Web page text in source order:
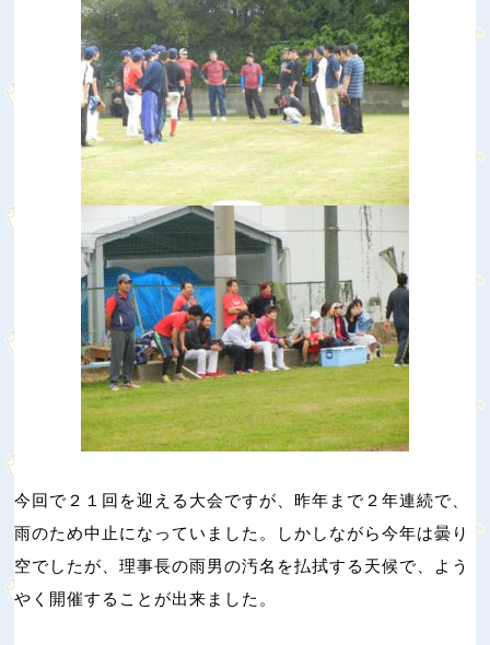
今回で２１回を迎える大会ですが、昨年まで２年連続で、
雨のため中止になっていました。しかしながら今年は曇り
空でしたが、理事長の雨男の汚名を払拭する天候で、よう
やく開催することが出来ました。